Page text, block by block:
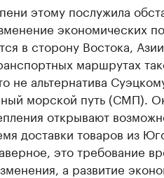
этому послужила
экономических
в сторону Востока,
маршрутах
альтернатива Суэцкому
морской путь (СМП).
открывают
доставки товаров из
это требование
а развитие